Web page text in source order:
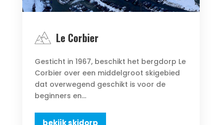
Le Corbier
Gesticht in 1967, beschikt het bergdorp Le
Corbier over een middelgroot skigebied
dat overwegend geschikt is voor de
beginners en...